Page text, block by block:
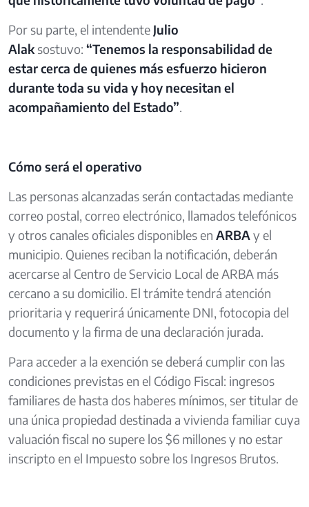
Por su parte, el intendente Julio
Alak sostuvo: “Tenemos la responsabilidad de
estar cerca de quienes más esfuerzo hicieron
durante toda su vida y hoy necesitan el
acompañamiento del Estado”.
Cómo será el operativo
Las personas alcanzadas serán contactadas mediante
correo postal, correo electrónico, llamados telefónicos
y otros canales oficiales disponibles en ARBA y el
municipio. Quienes reciban la notificación, deberán
acercarse al Centro de Servicio Local de ARBA más
cercano a su domicilio. El trámite tendrá atención
prioritaria y requerirá únicamente DNI, fotocopia del
documento y la firma de una declaración jurada.
Para acceder a la exención se deberá cumplir con las
condiciones previstas en el Código Fiscal: ingresos
familiares de hasta dos haberes mínimos, ser titular de
una única propiedad destinada a vivienda familiar cuya
valuación fiscal no supere los $6 millones y no estar
inscripto en el Impuesto sobre los Ingresos Brutos.